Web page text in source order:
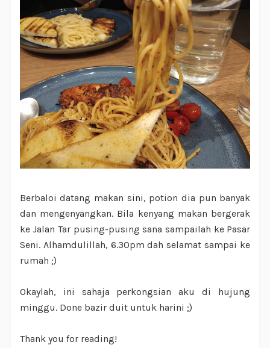
Berbaloi datang makan sini, potion dia pun banyak
dan mengenyangkan. Bila kenyang makan bergerak
ke Jalan Tar pusing-pusing sana sampailah ke Pasar
Seni. Alhamdulillah, 6.30pm dah selamat sampai ke
rumah ;)
Okaylah, ini sahaja perkongsian aku di hujung
minggu. Done bazir duit untuk harini ;)
Thank you for reading!